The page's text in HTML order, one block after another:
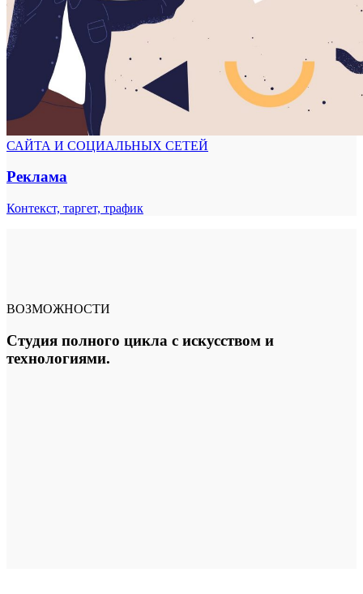
САЙТА И СОЦИАЛЬНЫХ СЕТЕЙ
Реклама
Контекст, таргет, трафик
ВОЗМОЖНОСТИ
Студия полного цикла с искусством и
технологиями.